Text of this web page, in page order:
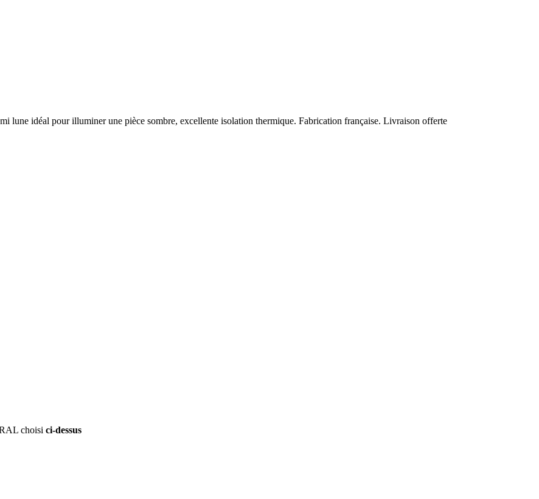
lune idéal pour illuminer une pièce sombre, excellente isolation thermique. Fabrication française. Livraison offerte
choisi ci-dessus